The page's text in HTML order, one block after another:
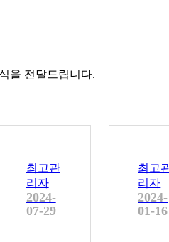
을 전달드립니다.
최고관
리자
2024-
07-29
최고
리자
2024-
01-16